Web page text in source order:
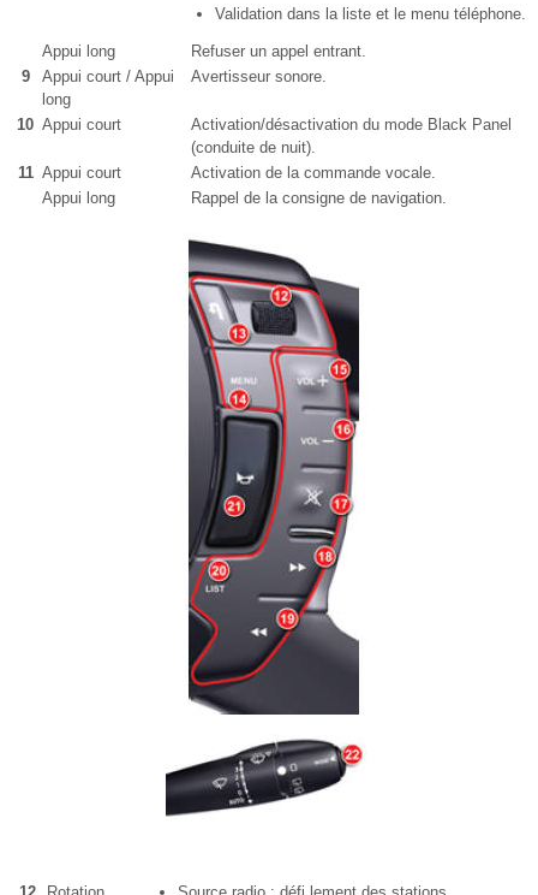
Validation dans la liste et le menu téléphone.
Appui long
Refuser un appel entrant.
9
Appui court / Appui
long
Avertisseur sonore.
10 Appui court
Activation/désactivation du mode Black Panel
(conduite de nuit).
11 Appui court
Activation de la commande vocale.
Appui long
Rappel de la consigne de navigation.